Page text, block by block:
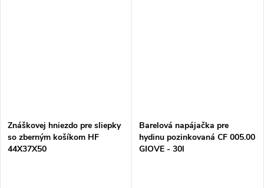
Znáškovej hniezdo pre sliepky
so zberným košíkom HF
44X37X50
Barelová napájačka pre
hydinu pozinkovaná CF 005.00
GIOVE - 30l